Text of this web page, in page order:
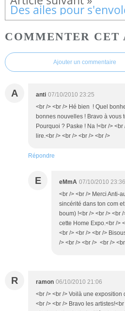
COMMENTER CET
Ajouter un commentaire
A anti 07/10/2010 23:25
<br /> <br /> Hé bien ! Quel
bonnes nouvelles ! Bravo à vous
Pourquoi ? Paske ! Na !<br />
lire.<br /> <br /> <br /> <br />
Répondre
E eMmA 07/10/2010 23:36
<br /> <br /> Merci Anti-
sincérité dans ton com
boum) !<br /> <br /> <br
cette Home Expo.<br />
<br /> <br /> <br />
/> <br /> <br /> <br />
R ramon 06/10/2010 21:06
<br /> <br /> Voilà une exposition
<br /> <br /> Bravo les